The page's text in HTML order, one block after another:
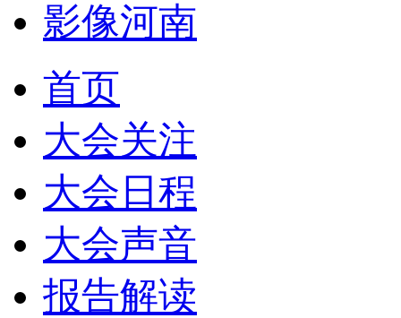
影像河南
首页
大会关注
大会日程
大会声音
报告解读